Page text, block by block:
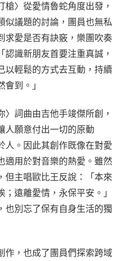
槍〉從愛情魯蛇角度出發，
似議題的討論，團員也無私
求愛是否有訣竅，樂團吹奏
認識新朋友首要注重真誠，
以輕鬆的方式去互動，持續
到。」
〉詞曲由吉他手竣傑所創，
人願意付出一切的原動
人。因此其創作既像在對愛
適用於對音樂的熱愛。雖然
但主唱歐比王反說：「本來
遠離愛情，永保平安。」
也別忘了保有自身生活的獨
作，也成了團員們探索跨域